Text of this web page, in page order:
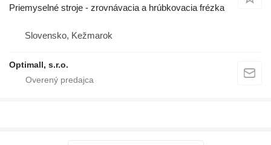
Priemyselné stroje - zrovnávacia a hrúbkovacia frézka
Slovensko, Kežmarok
Optimall, s.r.o.